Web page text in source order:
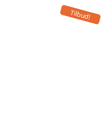
Tilbud!